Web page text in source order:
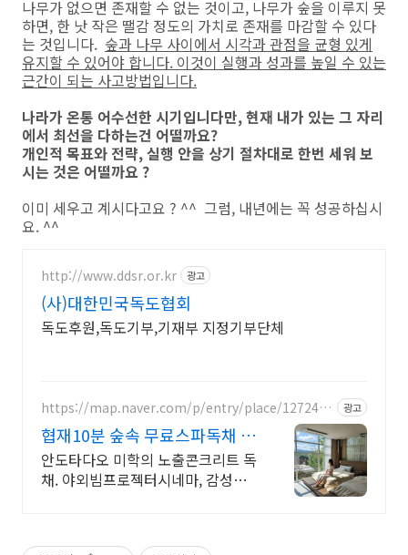
나무가 없으면 존재할 수 없는 것이고, 나무가 숲을 이루지 못
하면, 한 낫 작은 땔감 정도의 가치로 존재를 마감할 수 있다
는 것입니다. 숲과 나무 사이에서 시각과 관점을 균형 있게
유지할 수 있어야 합니다. 이것이 실행과 성과를 높일 수 있는
근간이 되는 사고방법입니다.
나라가 온통 어수선한 시기입니다만, 현재 내가 있는 그 자리
에서 최선을 다하는건 어떨까요?
개인적 목표와 전략, 실행 안을 상기 절차대로 한번 세워 보
시는 것은 어떨까요 ?
이미 세우고 계시다고요 ? ^^ 그럼, 내년에는 꼭 성공하십시
요. ^^
http://www.ddsr.or.kr 광고
(사)대한민국독도협회
독도후원,독도기부,기재부 지정기부단체
https://map.naver.com/p/entry/place/1272451
광고
협재10분 숲속 무료스파독채 퀸
침대 2개 가족/커플 독채
안도타다오 미학의 노출콘크리트 독
채. 야외빔프로젝터시네마, 감성불